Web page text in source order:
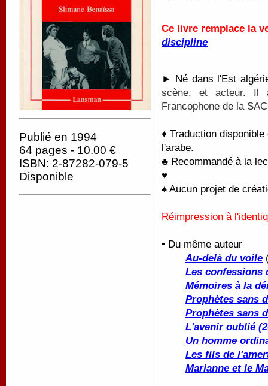
Publié en 1994
64 pages - 10.00 €
ISBN: 2-87282-079-5
Disponible
Ce livre remplace la
discipline
► Né dans l'Est
scène, et acteur. Il
Francophone de la
♦ Traduction
l'arabe.
♣ Recommandé à la
♥
♠ Aucun projet de
Réimpression à
• Du même auteur
Au-delà du voile
Les confessions
Mémoires à la
Prophètes sans
Prophètes sans
L'avenir oublié
Un homme
Les fils de
Marianne et le